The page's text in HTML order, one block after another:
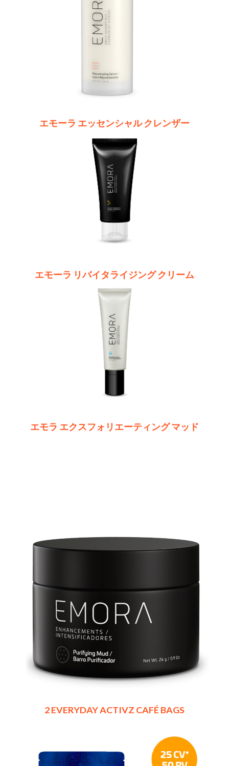
エモーラ エッセンシャル クレンザー
エモーラ リバイタライジング クリーム
エモラ エクスフォリエーティング マッド
2 EVERYDAY ACTIVZ CAFÉ BAGS